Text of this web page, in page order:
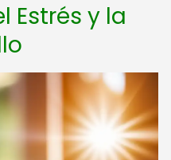
Estrés y la